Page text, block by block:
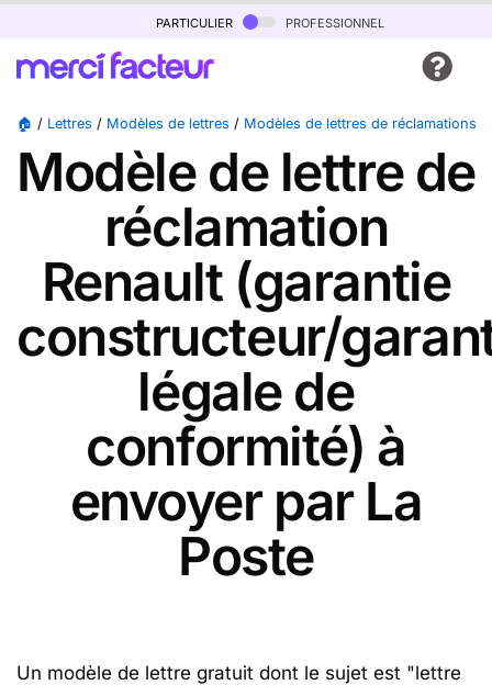
particulier professionnel
🏠 / Lettres / Modèles de lettres / Modèles de lettres de réclamations
Modèle de lettre de
réclamation
Renault (garantie
constructeur/
légale de
conformité) à
envoyer par La
Poste
Un modèle de lettre gratuit dont le sujet est "lettre